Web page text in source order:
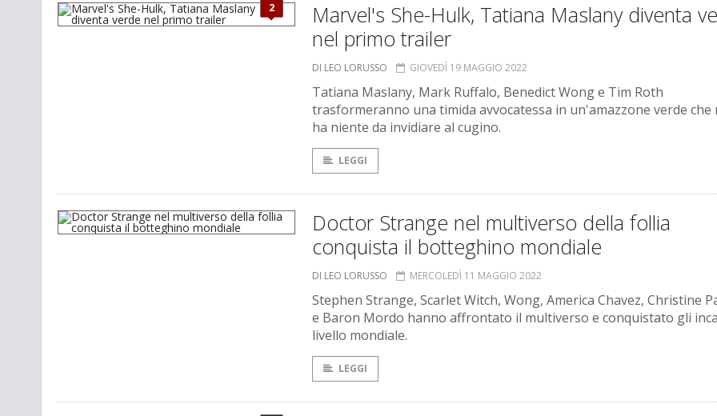
2
Marvel's She-Hulk, Tatiana Maslany diventa
nel primo trailer
DI LEO LORUSSO GIOVEDÌ 19 MAGGIO 2022
Tatiana Maslany, Mark Ruffalo, Benedict Wong e Tim Roth
trasformeranno una timida avvocatessa in un'amazzone verde che
ha niente da invidiare al cugino.
LEGGI
Doctor Strange nel multiverso della follia
conquista il botteghino mondiale
DI LEO LORUSSO MERCOLEDÌ 11 MAGGIO 2022
Stephen Strange, Scarlet Witch, Wong, America Chavez, Christine
e Baron Mordo hanno affrontato il multiverso e conquistato gli
livello mondiale.
LEGGI